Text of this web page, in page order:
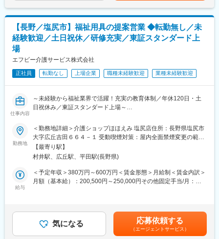
■会社について
エフビー介護サービスは、介護保険制度開始当初から介護事業に
携わり、群馬・長野・栃木・新潟・埼玉を中心に事業を展開。居
宅介護支援、有料老人ホーム、デイサービス、訪問介護、訪問看
地域の高齢者福祉を支えています。安定した経営基盤のもと、長
期的なキャリア形成が可能な環境です。
変更の範囲：会社の定める業務
■1日の流れ（例）
08:30 出勤・朝礼・納品準備
11:30 営業活動・ケアマネジャーとの情報共有
13:30 施設への納品・アフターフォロー
17:00 帰社後、事務処理・翌日の準備
17:30 退勤
■未経験でも安心の研修制度
入社時のビジネスマナー研修や人事考課研修をはじめ、先輩社員
によるOJTやフォロー体制を整備。さらに新任管理者研修や外部
研修、国際福祉機器展への参加など、継続して専門知識を身につ
■評価制度・キャリア形成
なキャリアアップが可能です。また、毎月の新規獲得件数に応じ
たインセンティブ制度があり、頑張りがしっかり収入に還元され
550万円 入社6年目 副所長550万円（月給36.6万円＋賞与）賃金は
あくまでも目安の金額であり、選考を通じて上下する可能性があ
ります。月給(月額)は固定手当を含めた表記です。
【長野／塩尻市】福祉用具の提案営業 ◆転勤無し／未
経験歓迎／土日祝休／研修充実／東証スタンダード上
場
エフビー介護サービス株式会社
正社員 転勤なし 上場企業 職種未経験歓迎 業種未経験歓迎
仕事内容
～未経験から福祉業界で活躍！充実の教育体制／年休120日・土
日祝休み／東証スタンダード上場～
■業務内容
福祉用具専門相談員として、福祉用具のレンタル・販売のご提案
から納品、アフターフォローまで幅広く担当します。介護を必要
とする方やそのご家族、ケアマネジャーと連携し、一人ひとりの
生活を支えるやりがいの大きな仕事です。介護ベッドや車いすな
どの福祉用具を通じて、ご利用者様の「できる」を増やし、安心
した暮らしをサポートします。
・ケアマネジャーとの打ち合わせ、商品提案
・福祉用具の選定・納品・契約対応
勤務地
＜勤務地詳細＞介護ショップほほえみ 塩尻店住所：長野県塩尻市
大字広丘吉田６６４－１ 受動喫煙対策：屋内全面禁煙変更の範
囲：会社の定める事業所
【最寄り駅】
村井駅、広丘駅、平田駅(長野県)
給与
＜予定年収＞380万円～600万円＜賃金形態＞月給制＜賃金内訳＞
月額（基本給）：200,500円～250,000円その他固定手当/月：
残業手当＞有＜給与補足＞■その他固定手当：エリア手当※エリア
デビュー後に支給■その他業績によりインセンティブを支給■年収
例： 年収480万円 入社4年目 主任（月給32万円＋賞与）、年収
気になる 応募依頼する
（エージェントサービス）